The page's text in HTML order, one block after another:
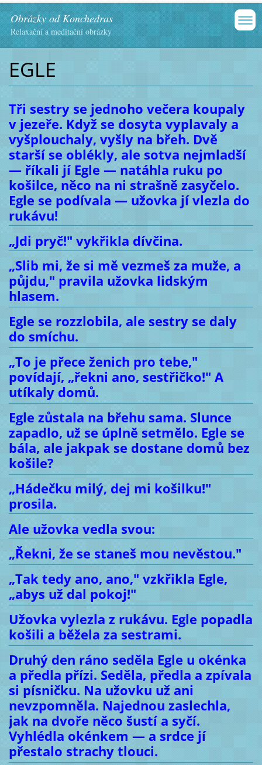
Obrázky od Konchedras
Relaxační a meditační obrázky
EGLE
Tři sestry se jednoho večera koupaly
v jezeře. Když se dosyta vyplavaly a
vyšplouchaly, vyšly na břeh. Dvě
starší se oblékly, ale sotva nejmladší
— říkali jí Egle — natáhla ruku po
košilce, něco na ni strašně zasyčelo.
Egle se podívala — užovka jí vlezla do
rukávu!
„Jdi pryč!" vykřikla dívčina.
„Slib mi, že si mě vezmeš za muže, a
půjdu," pravila užovka lidským
hlasem.
Egle se rozzlobila, ale sestry se daly
do smíchu.
„To je přece ženich pro tebe,"
povídají, „řekni ano, sestřičko!" A
utíkaly domů.
Egle zůstala na břehu sama. Slunce
zapadlo, už se úplně setmělo. Egle se
bála, ale jakpak se dostane domů bez
košile?
„Hádečku milý, dej mi košilku!"
prosila.
Ale užovka vedla svou:
„Řekni, že se staneš mou nevěstou."
„Tak tedy ano, ano," vzkřikla Egle,
„abys už dal pokoj!"
Užovka vylezla z rukávu. Egle popadla
košili a běžela za sestrami.
Druhý den ráno seděla Egle u okénka
a předla přízi. Seděla, předla a zpívala
si písničku. Na užovku už ani
nevzpomněla. Najednou zaslechla,
jak na dvoře něco šustí a syčí.
Vyhlédla okénkem — a srdce jí
přestalo strachy tlouci.